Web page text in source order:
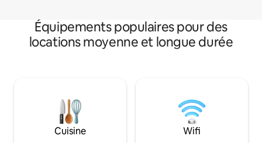
Équipements populaires pour des
locations moyenne et longue durée
Cuisine Wifi